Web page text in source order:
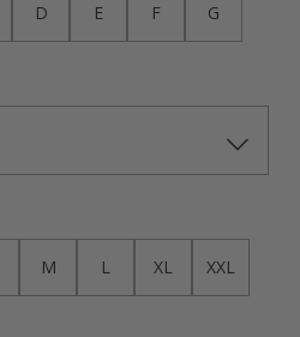
D E F G
M L XL XXL